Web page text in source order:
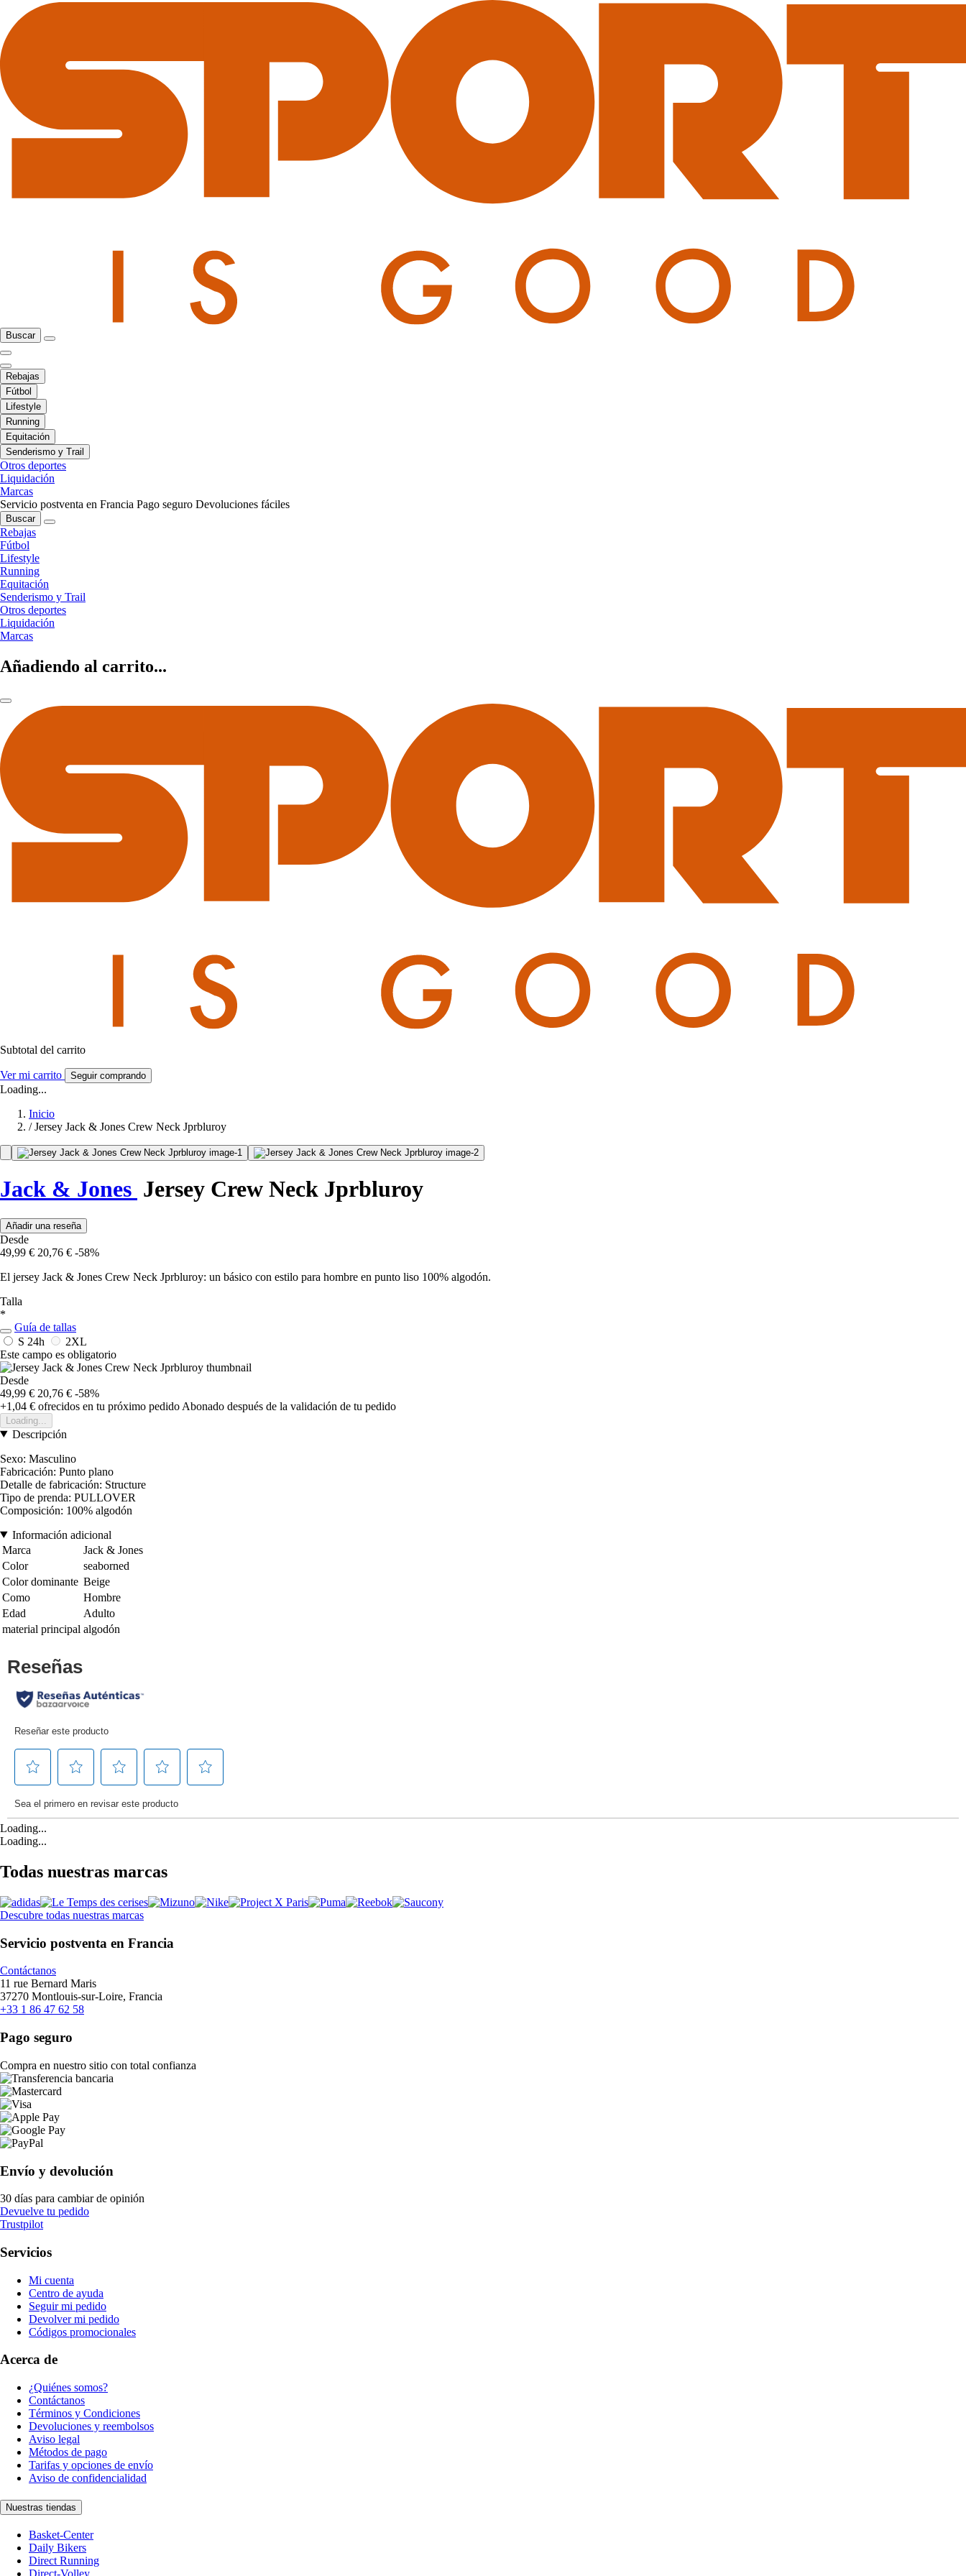
Buscar
Rebajas
Fútbol
Lifestyle
Running
Equitación
Senderismo y Trail
Otros deportes
Liquidación
Marcas
Servicio postventa en Francia Pago seguro Devoluciones fáciles
Buscar
Rebajas
Fútbol
Lifestyle
Running
Equitación
Senderismo y Trail
Otros deportes
Liquidación
Marcas
Añadiendo al carrito...
Subtotal del carrito
Ver mi carrito Seguir comprando
Loading...
Inicio
/ Jersey Jack & Jones Crew Neck Jprbluroy
Jack & Jones Jersey Crew Neck Jprbluroy
Añadir una reseña
Desde
49,99 € 20,76 € -58%
El jersey Jack & Jones Crew Neck Jprbluroy: un básico con estilo para hombre en punto liso 100% algodón.
Talla
*
Guía de tallas
S 24h
2XL
Este campo es obligatorio
Desde
49,99 € 20,76 € -58%
+1,04 € ofrecidos en tu próximo pedido Abonado después de la validación de tu pedido
Loading...
Descripción
Sexo: Masculino
Fabricación: Punto plano
Detalle de fabricación: Structure
Tipo de prenda: PULLOVER
Composición: 100% algodón
Información adicional
Marca
Jack & Jones
Color
seaborned
Color dominante Beige
Como
Hombre
Edad
Adulto
material principal algodón
Loading...
Loading...
Todas nuestras marcas
Descubre todas nuestras marcas
Servicio postventa en Francia
Contáctanos
11 rue Bernard Maris
37270 Montlouis-sur-Loire, Francia
+33 1 86 47 62 58
Pago seguro
Compra en nuestro sitio con total confianza
Envío y devolución
30 días para cambiar de opinión
Devuelve tu pedido
Trustpilot
Servicios
Mi cuenta
Centro de ayuda
Seguir mi pedido
Devolver mi pedido
Códigos promocionales
Acerca de
¿Quiénes somos?
Contáctanos
Términos y Condiciones
Devoluciones y reembolsos
Aviso legal
Métodos de pago
Tarifas y opciones de envío
Aviso de confidencialidad
Nuestras tiendas
Basket-Center
Daily Bikers
Direct Running
Direct-Volley